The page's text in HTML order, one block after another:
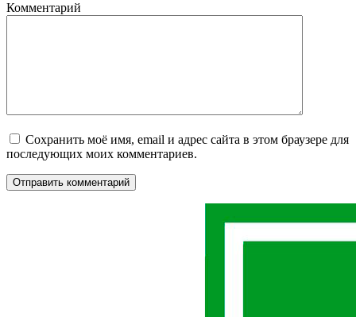
Комментарий
Сохранить моё имя, email и адрес сайта в этом браузере для
последующих моих комментариев.